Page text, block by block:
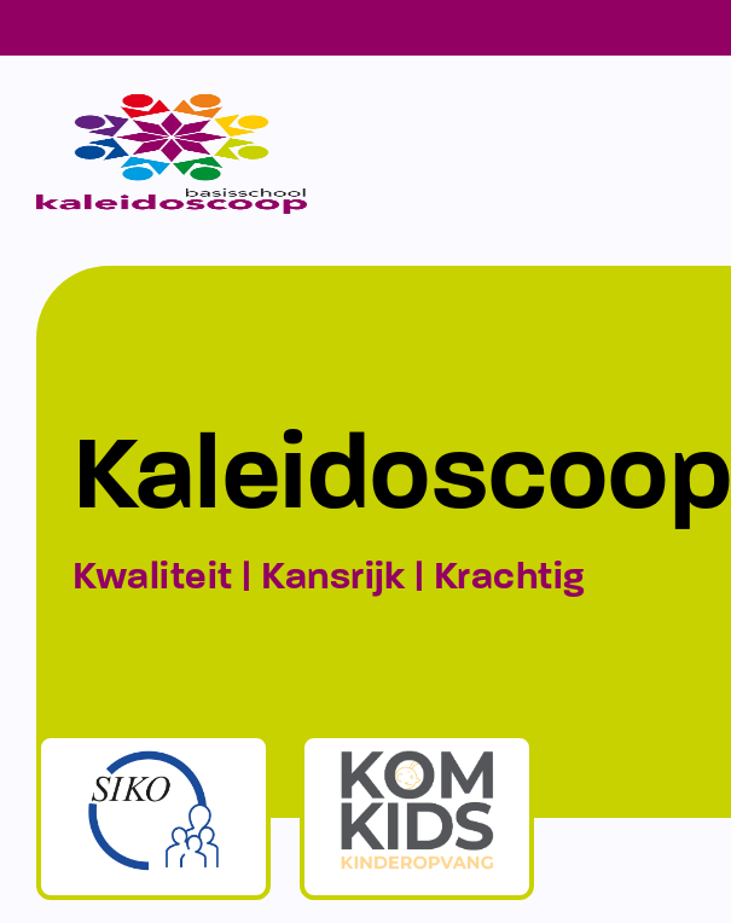
Kaleidoscoop
Kwaliteit | Kansrijk | Krachtig